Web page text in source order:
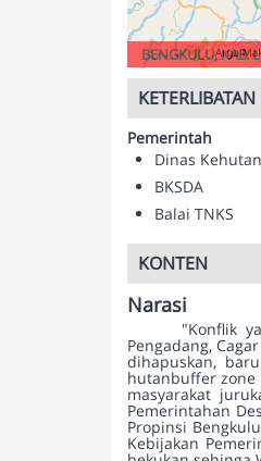
BENGKULU, KAB.
KETERLIBATAN
Pemerintah
Dinas
BKSDA
Balai TNKS
KONTEN
Narasi
"Konflik
Pengadang,
dihapuskan,
hutanbuffer zone
masyarakat
Pemerintahan
Propinsi
Kebijakan